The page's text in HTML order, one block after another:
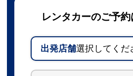
レンタカーのご予約
出発店舗選択してくだ